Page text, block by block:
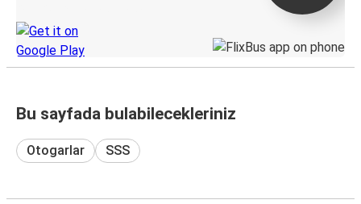
Bu sayfada bulabilecekleriniz
Otogarlar SSS